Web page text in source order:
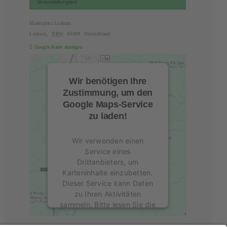
Veranstaltungsort
Marktplatz Loikum
Loikum, NRW 46499 Deutschland
Google Karte anzeigen
Wir benötigen Ihre
Zustimmung, um den
Google Maps-Service
zu laden!
Wir verwenden einen
Service eines
Drittanbieters, um
Karteninhalte einzubetten.
Dieser Service kann Daten
zu Ihren Aktivitäten
sammeln. Bitte lesen Sie die
Details durch und stimmen